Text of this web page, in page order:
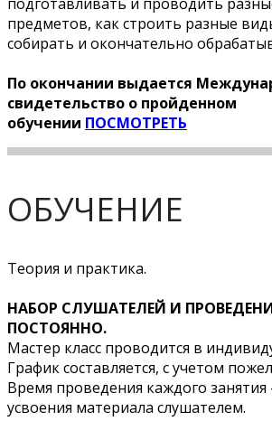
предметов, как строить разные
собирать и окончательно
По окончании выдается
свидетельство о пройденном
обучении ПОСМОТРЕТЬ
ОБУЧЕНИЕ
Теория и практика.
НАБОР СЛУШАТЕЛЕЙ И
ПОСТОЯННО.
Мастер класс проводится в
График составляется, с учетом
Время проведения каждого занятия
усвоения материала слушателем.